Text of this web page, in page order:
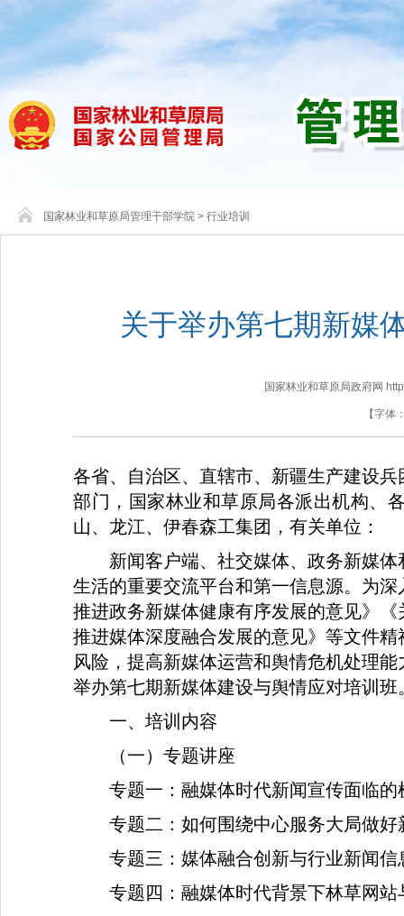
国家林业和草原局管理干部学院 > 行业培训
关于举办第七期新媒
国家林业和草原局政府网
【字体
各省、自治区、直辖市、新疆生产建设
部门，国家林业和草原局各派出机构、
山、龙江、伊春森工集团，有关单位：
新闻客户端、社交媒体、政务新媒
生活的重要交流平台和第一信息源。为
推进政务新媒体健康有序发展的意见》
推进媒体深度融合发展的意见》等文件
风险，提高新媒体运营和舆情危机处理
举办第七期新媒体建设与舆情应对培训
一、培训内容
（一）专题讲座
专题一：融媒体时代新闻宣传面临的
专题二：如何围绕中心服务大局做好
专题三：媒体融合创新与行业新闻信
专题四：融媒体时代背景下林草网